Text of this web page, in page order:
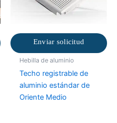
Enviar solicitud
Hebilla de aluminio
Techo registrable de
aluminio estándar de
Oriente Medio